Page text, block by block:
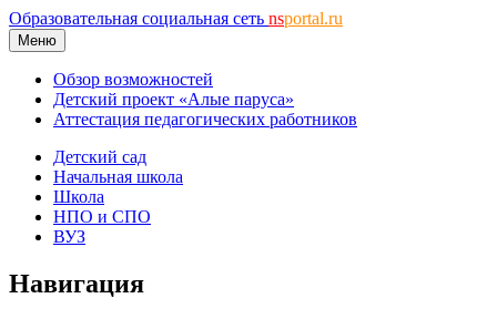
Образовательная социальная сеть nsportal.ru
Меню
Обзор возможностей
Детский проект «Алые паруса»
Аттестация педагогических работников
Детский сад
Начальная школа
Школа
НПО и СПО
ВУЗ
Навигация